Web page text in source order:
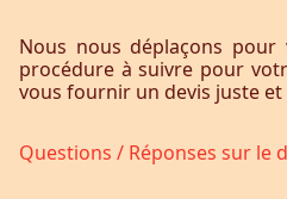
Nous nous déplaçons
procédure à suivre pour
vous fournir un devis juste et
Questions / Réponses sur le